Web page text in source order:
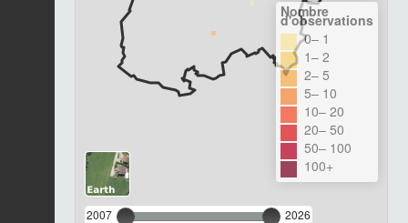
2007 2026
Nombre
d'observations
0– 1
1– 2
2– 5
5– 10
10– 20
20– 50
50– 100
100+